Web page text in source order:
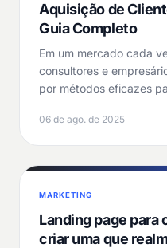
Aquisição de
Guia Completo
Em um mercado cada
consultores e
por métodos eficazes
06 de ago. de 2025
MARKETING
Landing page
criar uma que